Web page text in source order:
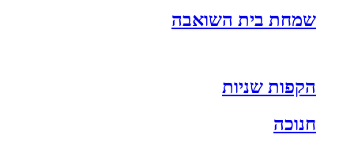
שמחת בית השואבה
הקפות שניות
חנוכה